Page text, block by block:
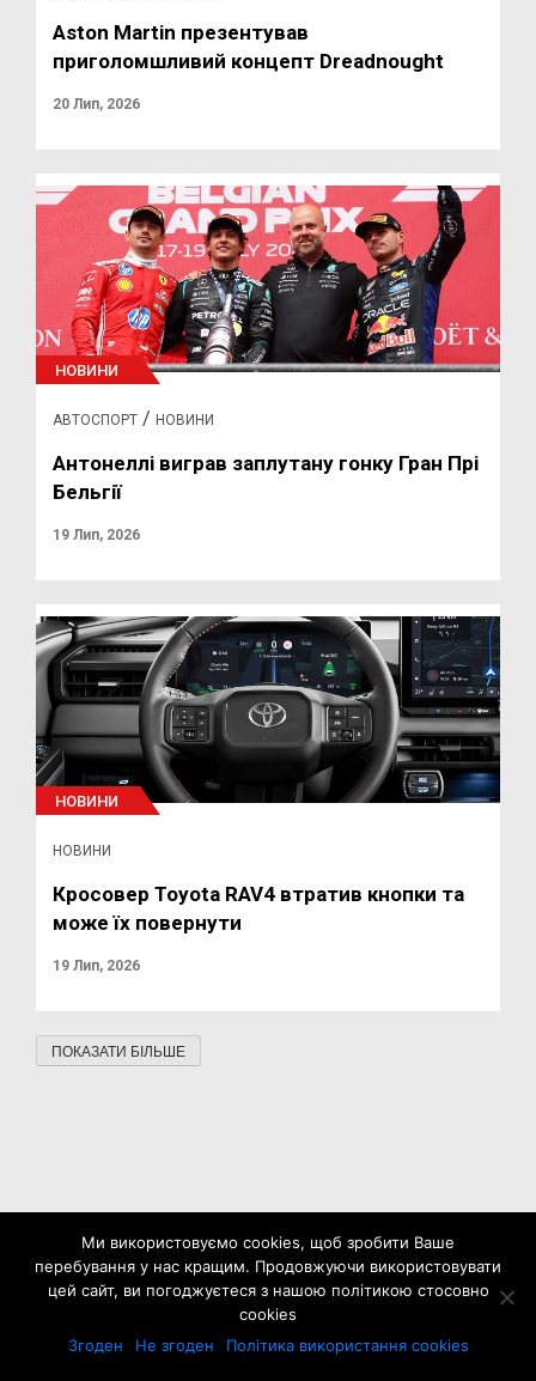
Aston Martin презентував
приголомшливий концепт Dreadnought
20 Лип, 2026
НОВИНИ
АВТОСПОРТ / НОВИНИ
Антонеллі виграв заплутану гонку Гран Прі
Бельгії
19 Лип, 2026
НОВИНИ
НОВИНИ
Кросовер Toyota RAV4 втратив кнопки та
може їх повернути
19 Лип, 2026
ПОКАЗАТИ БІЛЬШЕ
Ми використовуємо cookies, щоб зробити Ваше
перебування у нас кращим. Продовжуючи використовувати
цей сайт, ви погоджуєтеся з нашою політикою стосовно
cookies
Згоден
Не згоден Політика використання cookies